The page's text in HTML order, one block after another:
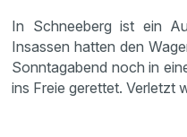
In Schneeberg ist ein
Insassen hatten den
Sonntagabend noch in
ins Freie gerettet. Verletzt